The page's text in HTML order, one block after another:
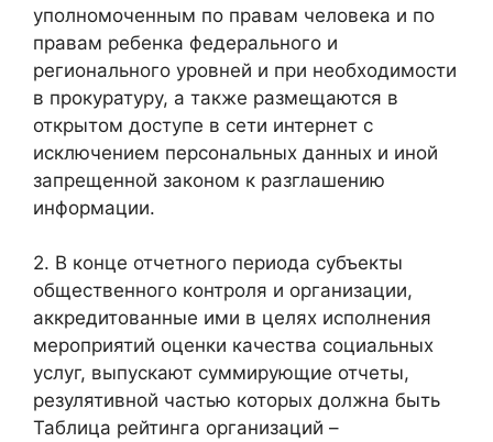
уполномоченным по правам человека и по
правам ребенка федерального и
регионального уровней и при необходимости
в прокуратуру, а также размещаются в
открытом доступе в сети интернет с
исключением персональных данных и иной
запрещенной законом к разглашению
информации.
2. В конце отчетного периода субъекты
общественного контроля и организации,
аккредитованные ими в целях исполнения
мероприятий оценки качества социальных
услуг, выпускают суммирующие отчеты,
резулятивной частью которых должна быть
Таблица рейтинга организаций –